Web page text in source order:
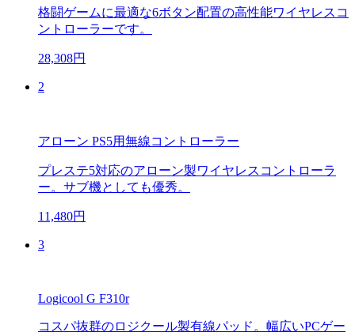
格闘ゲームに最適な6ボタン配置の高性能ワイヤレスコ
ントローラーです。
28,308円
2
アローン PS5用無線コントローラー
プレステ5対応のアローン製ワイヤレスコントローラ
ー。サブ機としても優秀。
11,480円
3
Logicool G F310r
コスパ抜群のロジクール製有線パッド。幅広いPCゲー